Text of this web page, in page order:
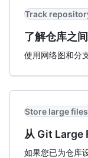
Track
了解仓库之
使用网络图和分
Store large
从 Git Large
如果您已为仓库